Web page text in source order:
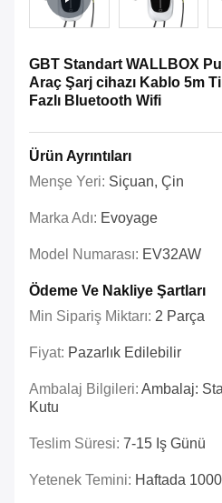
GBT Standart WALLBOX
Araç Şarj cihazı Kablo 5m
Fazlı Bluetooth Wifi
Ürün Ayrıntıları
Menşe Yeri: Siçuan, Çin
Marka Adı: Evoyage
Model Numarası: EV32AW
Ödeme Ve Nakliye Şartları
Min Sipariş Miktarı: 2 Parça
Fiyat: Pazarlık Edilebilir
Ambalaj Bilgileri: Ambalaj:
Kutu
Teslim Süresi: 7-15 Iş Günü
Yetenek Temini: Haftada